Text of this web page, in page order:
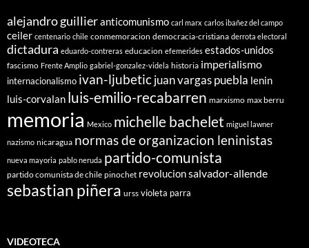
alejandro guillieranticomunismo carl marx carlos ibañez del campo
ceiler centenario chile conmemoracion democracia-cristiana derrota electoral
dictadura eduardo-contreras educacion efemerides estados-unidos
fascismo Frente Amplio gabriel-gonzalez-videla historia imperialismo
internacionalismo ivan-ljubeticjuan vargas puebla lenin
luis-corvalan luis-emilio-recabarren marxismo max berru
memoria Mexico michelle bachelet miguel lawner
nazismo nicaragua normas de organizacion leninistas
nueva mayoria pablo neruda partido-comunista
partido comunista de chile pinochet revolucionsalvador-allende
sebastian piñera urss violeta parra
VIDEOTECA